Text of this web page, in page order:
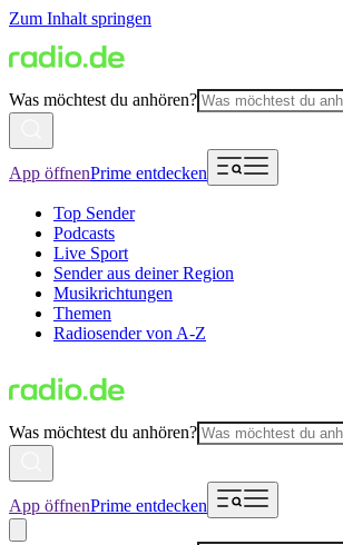
Zum Inhalt springen
Was möchtest du anhören?
App öffnenPrime entdecken
Top Sender
Podcasts
Live Sport
Sender aus deiner Region
Musikrichtungen
Themen
Radiosender von A-Z
Was möchtest du anhören?
App öffnenPrime entdecken